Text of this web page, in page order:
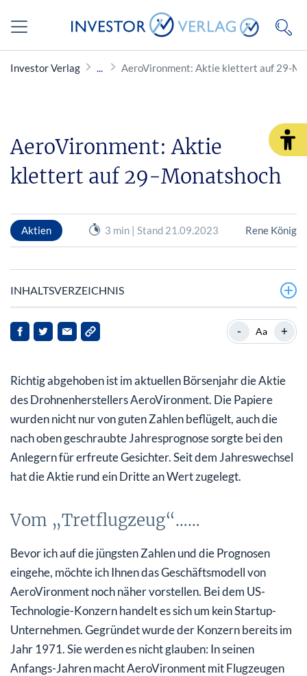
Investor Verlag AeroVironment: Aktie klettert auf 29-
AeroVironment: Aktie
klettert auf 29-Monatshoch
Aktien 3 min | Stand 21.09.2023 Rene König
INHALTSVERZEICHNIS
Vom „Tretflugzeug“……
Quartalsumsatz steigt um 40%: Steigende
Rüstungsausgaben beflügeln die Geschäfte
Management schraubt Ausblick nach oben
- Aa +
Richtig abgehoben ist im aktuellen Börsenjahr die Aktie
des Drohnenherstellers AeroVironment. Die Papiere
wurden nicht nur von guten Zahlen beflügelt, auch die
nach oben geschraubte Jahresprognose sorgte bei den
Anlegern für erfreute Gesichter. Seit dem Jahreswechsel
hat die Aktie rund ein Dritte an Wert zugelegt.
Vom „Tretflugzeug“……
Bevor ich auf die jüngsten Zahlen und die Prognosen
eingehe, möchte ich Ihnen das Geschäftsmodell von
AeroVironment noch näher vorstellen. Bei dem US-
Technologie-Konzern handelt es sich um kein Startup-
Unternehmen. Gegründet wurde der Konzern bereits im
Jahr 1971. Sie werden es nicht glauben: In seinen
Anfangs-Jahren macht AeroVironment mit Flugzeugen